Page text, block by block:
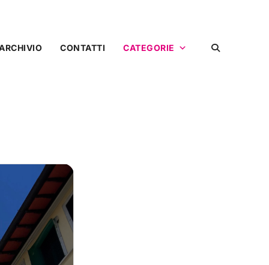
CONTATTI CATEGORIE